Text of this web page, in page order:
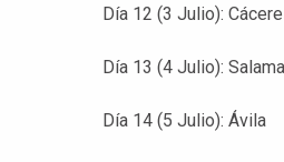
Día 12 (3 Julio):
Día 13 (4 Julio):
Día 14 (5 Julio): Ávila